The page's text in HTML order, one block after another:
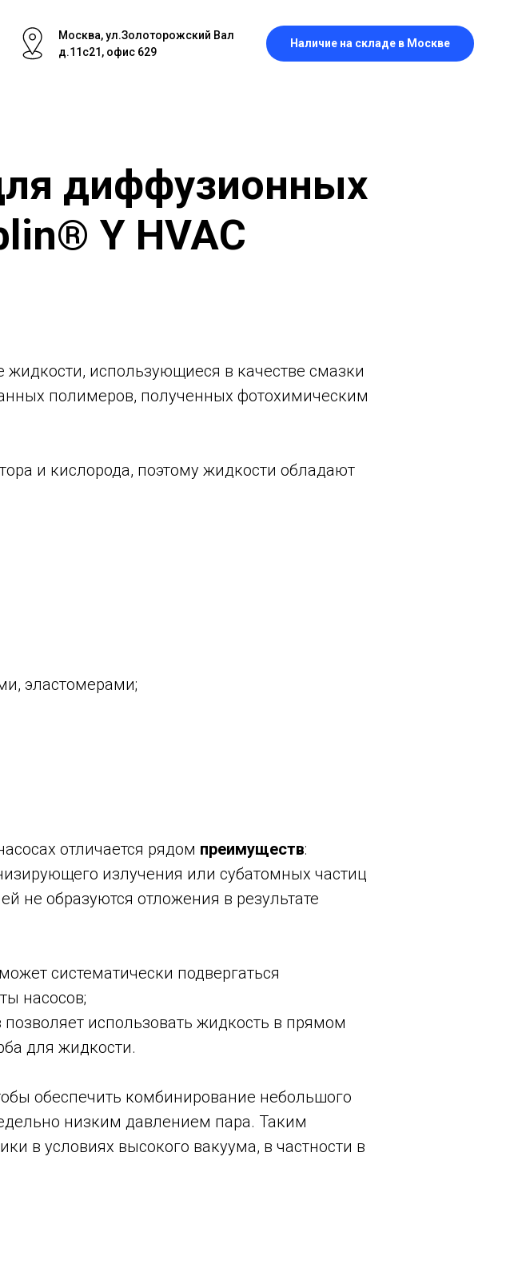
Москва, ул.Золоторожский Вал
д.11с21, офис 629
Наличие на складе в Москве
диффузионных
Y HVAC
использующиеся в качестве смазки
полимеров, полученных фотохимическим
и кислорода, поэтому жидкости обладают
эластомерами;
отличается рядом преимуществ:
излучения или субатомных частиц
не образуются отложения в результате
систематически подвергаться
насосов;
использовать жидкость в прямом
для жидкости.
обеспечить комбинирование небольшого
низким давлением пара. Таким
в условиях высокого вакуума, в частности в